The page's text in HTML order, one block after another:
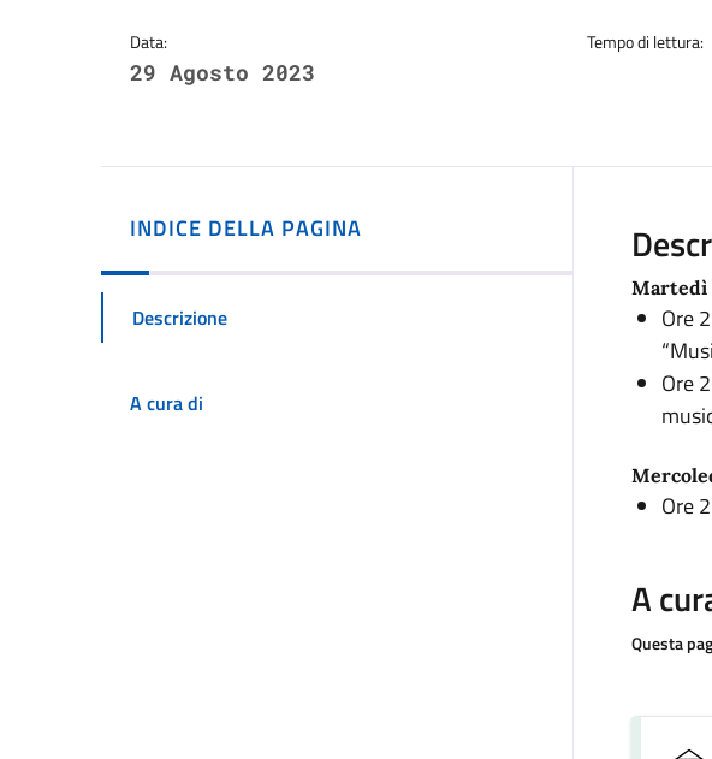
Data:
29 Agosto 2023
Tempo di lettura:
INDICE DELLA PAGINA
Descrizione
A cura di
Martedì
Ore
Ore
Ore
A
Questa